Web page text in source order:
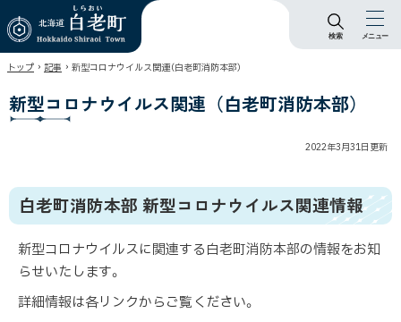
北海道 白老町
Hokkaido Shiraoi
Town
メニュー
検索
トップ › 記事 › 新型コロナウイルス関連（白老町消防本部）
新型コロナウイルス関連（白老町消防本部）
2022年3月31日 更新
白老町消防本部 新型コロナウイルス関連情報
新型コロナウイルスに関連する白老町消防本部の情報をお知
らせいたします。
詳細情報は各リンクからご覧ください。